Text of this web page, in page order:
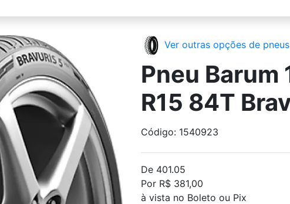
Ver outras opções de
Pneu Barum
R15 84T
Código: 1540923
De 401.05
Por R$ 381,00
à vista no Boleto ou Pix